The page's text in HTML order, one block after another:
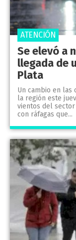
Se elevó a
llegada de
Plata
Un cambio en las
la región este
vientos del
con ráfagas que...
ATENCIÓN